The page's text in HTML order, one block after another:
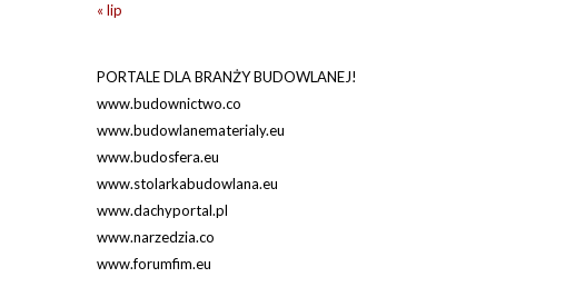
« lip
PORTALE DLA BRANŻY BUDOWLANEJ!
www.budownictwo.co
www.budowlanematerialy.eu
www.budosfera.eu
www.stolarkabudowlana.eu
www.dachyportal.pl
www.narzedzia.co
www.forumfim.eu